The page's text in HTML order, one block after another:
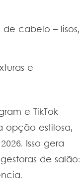
cabelo – lisos,
e
e TikTok
opção estilosa,
Isso gera
de salão: